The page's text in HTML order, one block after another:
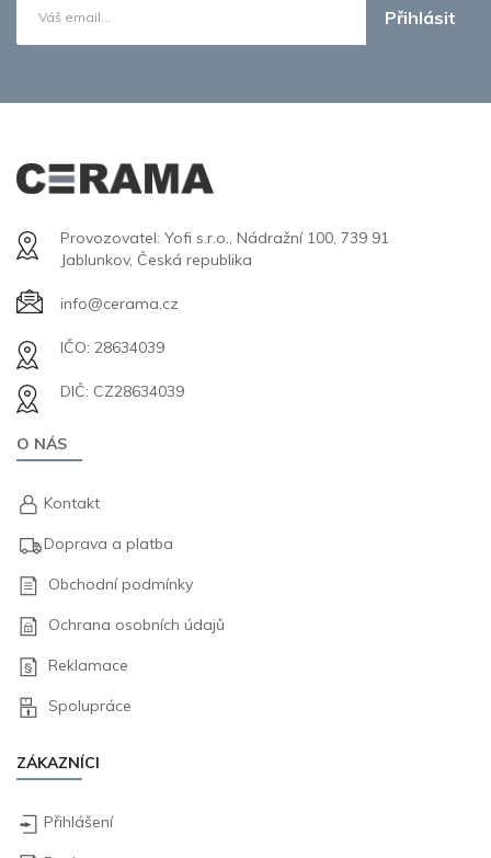
Přihlásit
Provozovatel: Yofi s.r.o., Nádražní 100, 739 91
Jablunkov, Česká republika
info@cerama.cz
IČO: 28634039
DIČ: CZ28634039
O NÁS
Kontakt
Doprava a platba
Obchodní podmínky
Ochrana osobních údajů
Reklamace
Spolupráce
ZÁKAZNÍCI
Přihlášení